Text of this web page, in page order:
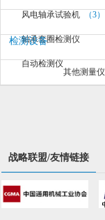
风电轴承试验机 （3）
检测设备
轴承套圈检测仪
自动检测仪
其他测量仪
战略联盟/友情链接